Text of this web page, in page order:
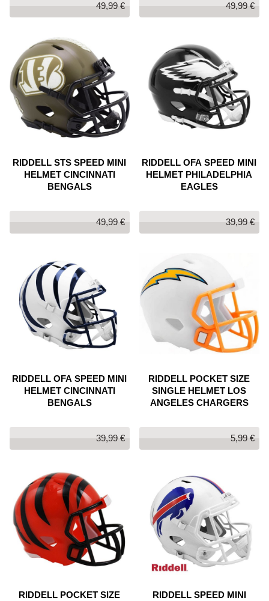
49,99 € 49,99 €
RIDDELL STS SPEED MINI
HELMET CINCINNATI
BENGALS
49,99 €
RIDDELL OFA SPEED MINI
HELMET PHILADELPHIA
EAGLES
39,99 €
RIDDELL OFA SPEED MINI
HELMET CINCINNATI
BENGALS
39,99 €
RIDDELL POCKET SIZE
SINGLE HELMET LOS
ANGELES CHARGERS
5,99 €
RIDDELL POCKET SIZE
RIDDELL SPEED MINI